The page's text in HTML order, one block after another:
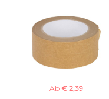
Ab € 2,39